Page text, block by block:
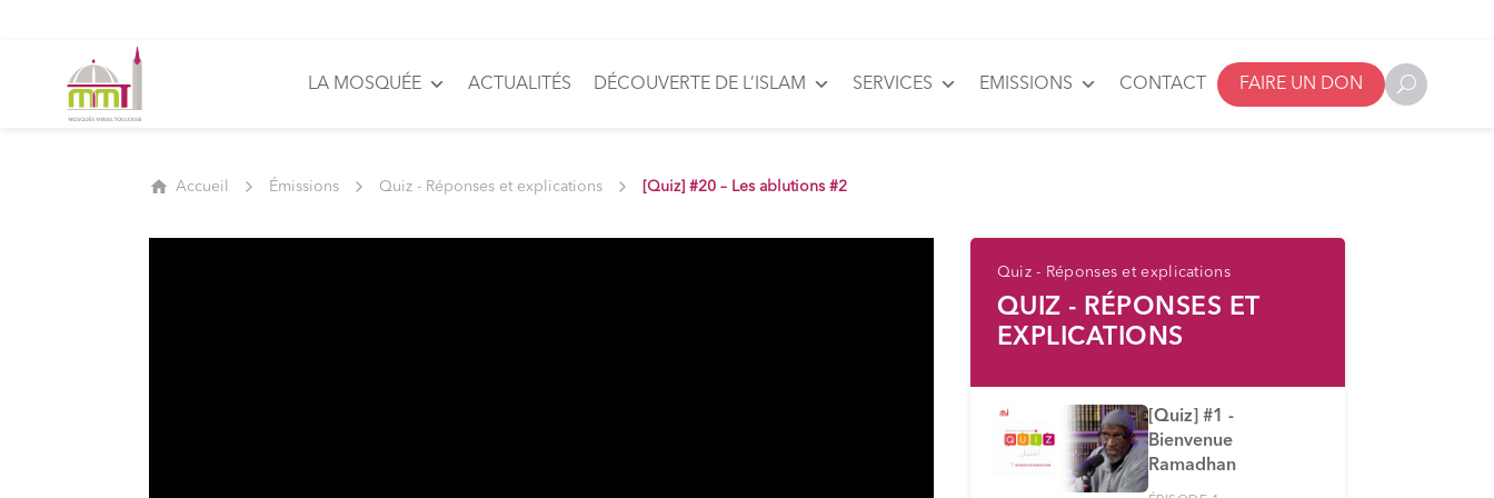
LA MOSQUÉE ACTUALITÉS DÉCOUVERTE DE L’ISLAM SERVICES EMISSIONS CONTACT FAIRE UN DON
Accueil Émissions Quiz - Réponses et explications [Quiz] #20 – Les ablutions #2
Quiz - Réponses et explications
QUIZ - RÉPONSES ET
EXPLICATIONS
[Quiz] #1 -
Bienvenue
Ramadhan